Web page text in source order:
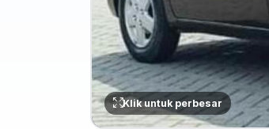
Klik untuk perbesar